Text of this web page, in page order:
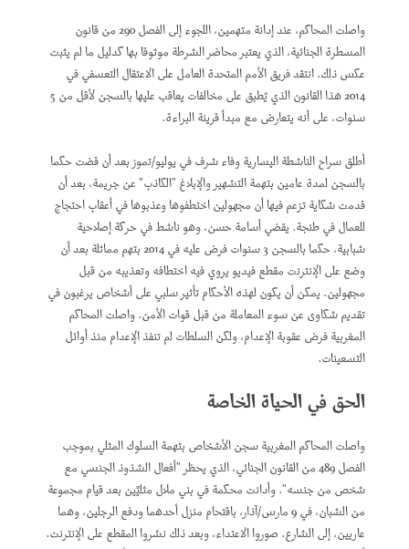
واصلت المحاكم، عند إدانة متهمين، اللجوء إلى الفصل 290 من قانون
المسطرة الجنائية، الذي يعتبر محاضر الشرطة موثوقا بها كدليل ما لم يثبت
عكس ذلك. انتقد فريق الأمم المتحدة العامل على الاعتقال التعسفي في
2014 هذا القانون الذي يُطبق على مخالفات يعاقب عليها بالسجن لأقل من 5
سنوات، على أنه يتعارض مع مبدأ قرينة البراءة.
أطلق سراح الناشطة اليسارية وفاء شرف في يوليو/تموز بعد أن قضت حكما
بالسجن لمدة عامين بتهمة التشهير والإبلاغ "الكاذب" عن جريمة، بعد أن
قدمت شكاية تزعم فيها أن مجهولين اختطفوها وعذبوها في أعقاب احتجاج
للعمال في طنجة. يقضي أسامة حسن، وهو ناشط في حركة إصلاحية
شبابية، حكما بالسجن 3 سنوات فرض عليه في 2014 بتهم مماثلة بعد أن
وضع على الإنترنت مقطع فيديو يروي فيه اختطافه وتعذيبه من قبل
مجهولين. يمكن أن يكون لهذه الأحكام تأثير سلبي على أشخاص يرغبون في
تقديم شكاوى عن سوء المعاملة من قبل قوات الأمن. واصلت المحاكم
المغربية فرض عقوبة الإعدام، ولكن السلطات لم تنفذ الإعدام منذ أوائل
التسعينات.
الحق في الحياة الخاصة
واصلت المحاكم المغربية سجن الأشخاص بتهمة السلوك المثلي بموجب
الفصل 489 من القانون الجنائي، الذي يحظر "أفعال الشذوذ الجنسي مع
شخص من جنسه". وأدانت محكمة في بني ملال مثليَّين بعد قيام مجموعة
من الشبان، في 9 مارس/آذار، باقتحام منزل أحدهما ودفع الرجلين، وهما
عاريين، إلى الشارع. صوروا الاعتداء، وبعد ذلك نشروا المقطع على الإنترنت.